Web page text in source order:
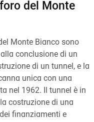
del Monte
Monte Bianco sono
conclusione di un
di un tunnel, e la
unica con una
nel 1962. Il tunnel è in
costruzione di una
finanziamenti e